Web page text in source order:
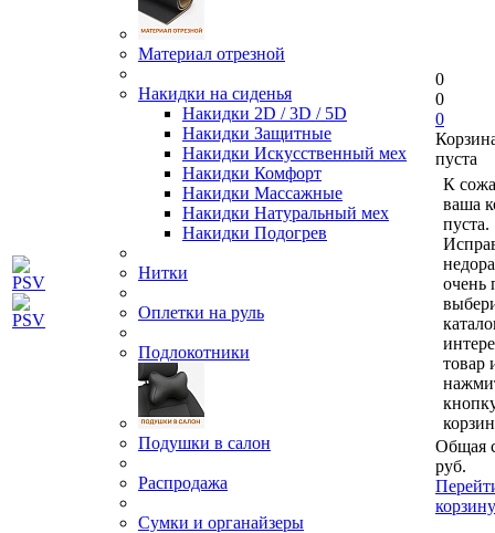
Материал отрезной
Накидки на сиденья
Накидки 2D / 3D / 5D
Накидки Защитные
Накидки Искусственный мех
Накидки Комфорт
Накидки Массажные
Накидки Натуральный мех
Накидки Подогрев
Нитки
Оплетки на руль
Подлокотники
Подушки в салон
Распродажа
Сумки и органайзеры
0
0
0
пуста
К
ваша
пуста.
очень
товар
Общая
руб.
корзину